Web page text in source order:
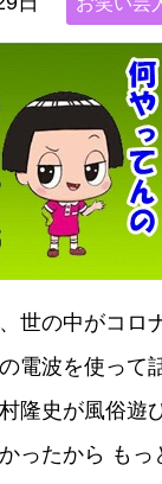
世の中がコロ
電波を使って
隆史が風俗遊
ったから もっ